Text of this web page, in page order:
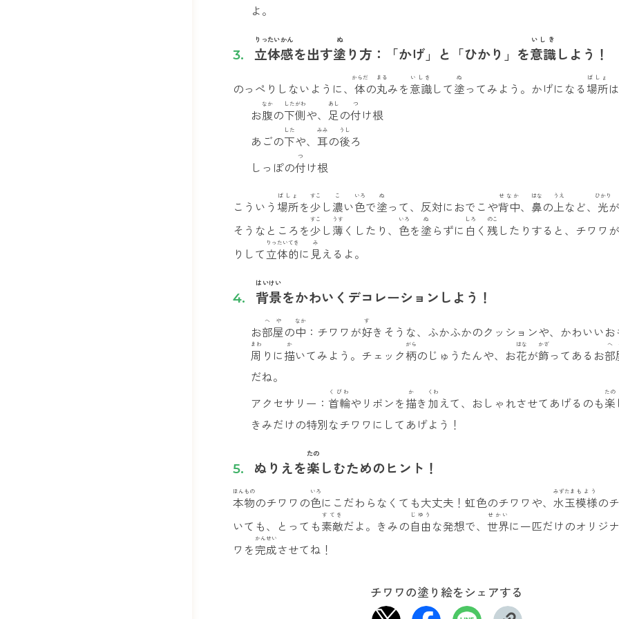
よ。
立体感
りったいかん
を出す塗
ぬ
り方：「かげ」と「ひかり 」を意識
いしき
しよう！
のっぺりしないように、体
からだ
の丸
まる
みを意識
いしき
して塗
ぬ
ってみよう。かげになる 場所
ばしょ
お腹
なか
の下側
したがわ
や、 足
あし
の付
つ
け根
あごの下
した
や、 耳
みみ
の後
うし
ろ
しっぽの付
つ
け根
こういう 場所
ばしょ
を少
すこ
し濃
こ
い色
いろ
で塗
ぬ
って、反対におでこや背中
せなか
、鼻
はな
の上
うえ
など、 光
ひかり
そうなところを少
すこ
し薄
うす
くしたり、 色
いろ
を塗
ぬ
らずに 白
しろ
く 残
のこ
したりすると、チワワ
りして立体的
りったいてき
に 見
み
えるよ。
背景
はいけい
をかわいくデコレーションしよう！
お部屋
へや
の中
なか
：チワワが好
す
きそうな、ふかふかのクッションや、かわいいお
周
まわ
りに描
か
いてみよう。チェック柄
がら
のじゅうたんや、お花
はな
が飾
かざ
ってあるお部
へ
だね。
アクセサリー： 首輪
くびわ
やリボンを描
か
き加
くわ
えて、おしゃれさせてあげるのも楽
たの
きみだけの特別なチワワにしてあげよう！
ぬりえを楽
たの
しむためのヒント！
本物
ほんもの
のチワワの色
いろ
にこだわらなくても大丈夫！虹色のチワワや、水玉
みずたま
模様
もよう
の
いても、とっても素敵
すてき
だよ。きみの自由
じゆう
な発想で、世界
せかい
に一匹だけのオリジ
ワを完成
かんせい
させてね！
チワワの塗り絵をシェアする